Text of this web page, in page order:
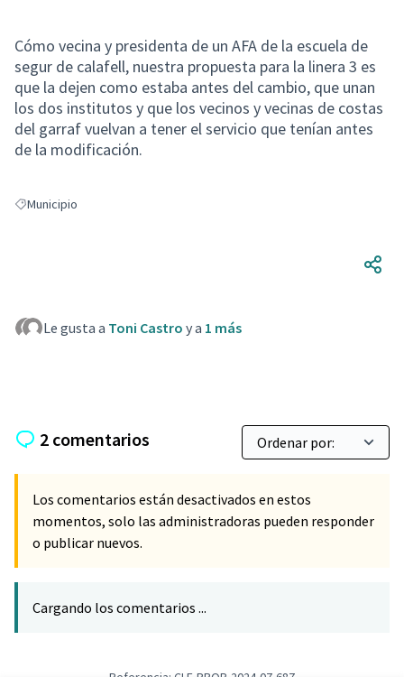
Cómo vecina y presidenta de un AFA de la escuela de
segur de calafell, nuestra propuesta para la linera 3 es
que la dejen como estaba antes del cambio, que unan
los dos institutos y que los vecinos y vecinas de costas
del garraf vuelvan a tener el servicio que tenían antes
de la modificación.
Resultados al filtrar por: Municipio
Municipio
Le gusta a Toni Castro y a 1 más
2 comentarios
Los comentarios están desactivados en estos
momentos, solo las administradoras pueden responder
o publicar nuevos.
Cargando los comentarios ...